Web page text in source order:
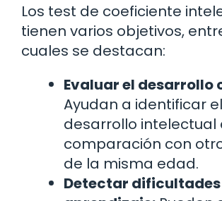
Los test de coeficiente
tienen varios objetivos,
cuales se destacan:
Evaluar el desarrollo
Ayudan a identificar
desarrollo intelectual
comparación con
de la misma edad.
Detectar